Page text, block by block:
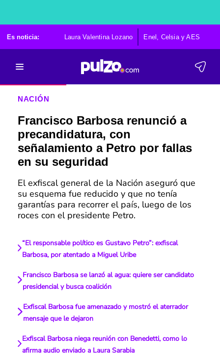
Es noticia: Laura Valentina Lozano Enel, Celsia y AES
NACIÓN
Francisco Barbosa renunció a
precandidatura, con
señalamiento a Petro por fallas
en su seguridad
El exfiscal general de la Nación aseguró que
su esquema fue reducido y que no tenía
garantías para recorrer el país, luego de los
roces con el presidente Petro.
“El responsable político es Gustavo Petro”: exfiscal
Barbosa, por atentado a Miguel Uribe
Francisco Barbosa se lanzó al agua: quiere ser candidato
presidencial y busca coalición
Exfiscal Barbosa fue amenazado y mostró el aterrador
mensaje que le dejaron
Exfiscal Barbosa niega reunión con Benedetti, como lo
afirma audio enviado a Laura Sarabia